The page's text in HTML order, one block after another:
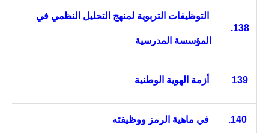
138.
التوظيفات التربوية لمنهج التحليل النظمي في
المؤسسة المدرسية
139 أزمة الهوية الوطنية
140. في ماهية الرمز ووظيفته